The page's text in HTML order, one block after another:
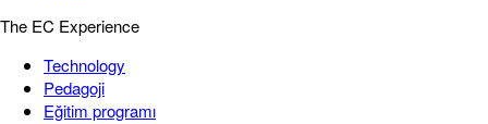
The EC Experience
Technology
Pedagoji
Eğitim programı